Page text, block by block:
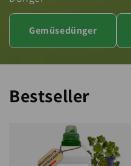
Gemüsedünger
Bestseller